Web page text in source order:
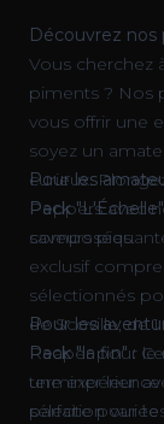
Découvrez
Vous cherchez
piments ? Nos
vous offrir une
soyez un
curieux.
Peppers avec
composées.
Pour les
Pack
saveurs
exclusif
sélectionnés
de Scoville, de
Reaper pour le
une
parfaite pour
Pour les
Pack "la fin" :
terminer leur
sélection